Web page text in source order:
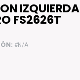
IZQUIERDA
FS2626T
#N/A